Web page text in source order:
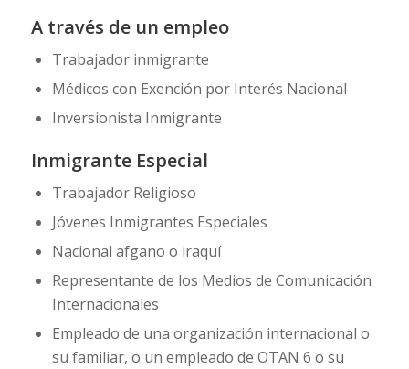
A través de un empleo
Trabajador inmigrante
Médicos con Exención por Interés Nacional
Inversionista Inmigrante
Inmigrante Especial
Trabajador Religioso
Jóvenes Inmigrantes Especiales
Nacional afgano o iraquí
Representante de los Medios de Comunicación
Internacionales
Empleado de una organización internacional o
su familiar, o un empleado de OTAN 6 o su